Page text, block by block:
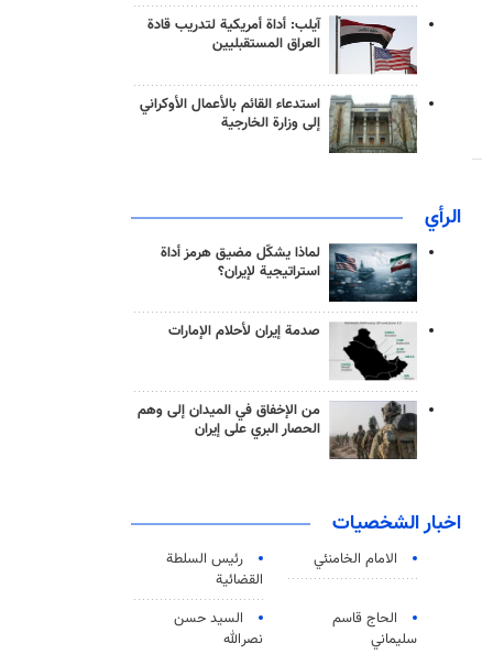
آيلب: أداة أمريكية لتدريب قادة
العراق المستقبليين
استدعاء القائم بالأعمال الأوكراني
إلى وزارة الخارجية
الرأي
لماذا يشكّل مضيق هرمز أداة
استراتيجية لإيران؟
صدمة إيران لأحلام الإمارات
من الإخفاق في الميدان إلى وهم
الحصار البري على إيران
اخبار الشخصيات
الامام الخامنئي
رئیس السلطة
القضائیة
الحاج قاسم
سليماني
السيد حسن
نصرالله